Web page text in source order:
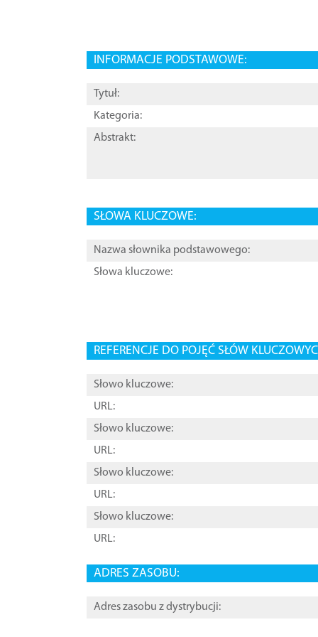
INFORMACJE PODSTAWOWE:
Tytuł:
Kategoria:
Abstrakt:
SŁOWA KLUCZOWE:
Nazwa słownika podstawowego:
Słowa kluczowe:
REFERENCJE DO POJĘĆ SŁÓW
Słowo kluczowe:
URL:
Słowo kluczowe:
URL:
Słowo kluczowe:
URL:
Słowo kluczowe:
URL:
ADRES ZASOBU:
Adres zasobu z dystrybucji: